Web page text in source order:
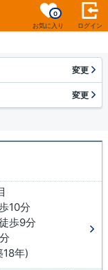
お気に入り
0
ログイン
変更
変更
10分
歩9分
18年)